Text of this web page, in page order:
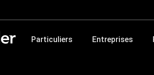
Particuliers Entreprises